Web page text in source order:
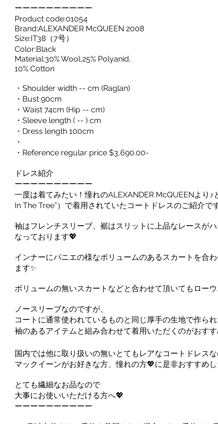
ーーーーーーーーーー
Product code:01054
Brand:ALEXANDER McQUEEN 2008
Size:IT38（7号）
Color:Black
Material:30% Wool,25% Polyanid,
10% Cotton
・Shoulder width -- cm (Raglan)
・Bust 90cm
・Waist 74cm (Hip -- cm)
・Sleeve length ( -- ) cm
・Dress length 100cm
・
・Reference regular price $3,690.00-
ドレス紹介
ーーーーーーーーーー
一度は着てみたい！憧れのALEXANDER McQUEENより
In The Tree”）で着用されていたコートドレスのご紹介で
袖はフレンチスリーブ、裾はスリットに上品なレースが
なっております💖
インナーにパニエの様なボリュームのあるスカートを合
ます✨
ボリュームの無いスカートなどと合わせて頂いてもロー
ノースリーブなのですが、
コートに通常使われているものと同じ厚手の生地で作ら
袖のあるアイテムと組み合わせて着用いただくのがおす
国内では他に取り扱いの無いとてもレアなコートドレス
マックイーンがお好きな方、憧れの方💖に是非おすすめした
とても繊細なお品なので
大事にお使いいただける方へ💖
ーーーーーーーーーー